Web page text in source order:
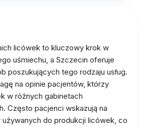
licówek to kluczowy krok w
uśmiechu, a Szczecin oferuje
poszukujących tego rodzaju usług.
na opinie pacjentów, którzy
w różnych gabinetach
Często pacjenci wskazują na
używanych do produkcji licówek, co